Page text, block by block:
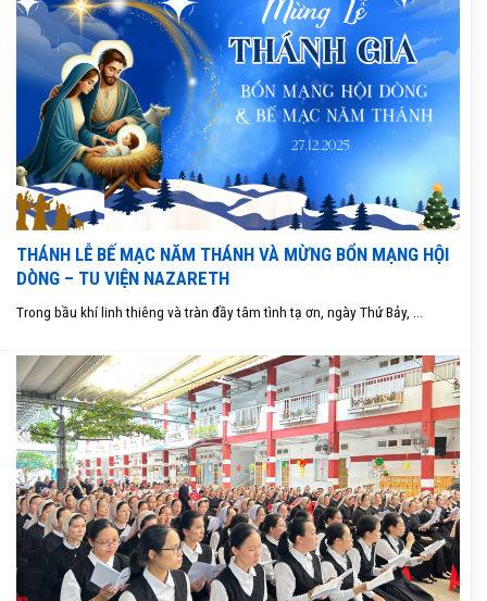
THÁNH LỄ BẾ MẠC NĂM THÁNH VÀ MỪNG BỔN MẠNG HỘI
DÒNG – TU VIỆN NAZARETH
Trong bầu khí linh thiêng và tràn đầy tâm tình tạ ơn, ngày Thứ Bảy, ...